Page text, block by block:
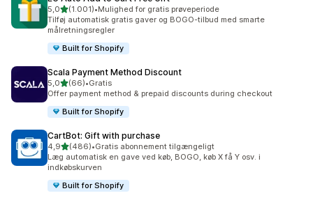
5,0ud af 5 stjerner
(1.001)
1001 anmeldelser i alt
•Mulighed for gratis prøveperiode
Tilføj automatisk gratis gaver og BOGO-tilbud med smarte
målretningsregler
Built for Shopify
Scala Payment Method Discount
5,0ud af 5 stjerner
(66)
66 anmeldelser i alt
•Gratis
Offer payment method & prepaid discounts during checkout
Built for Shopify
CartBot: Gift with purchase
4,9ud af 5 stjerner
(486)
486 anmeldelser i alt
•Gratis abonnement tilgængeligt
Læg automatisk en gave ved køb, BOGO, køb X få Y osv. i
indkøbskurven
Built for Shopify